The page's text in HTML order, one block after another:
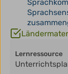
Lernressource